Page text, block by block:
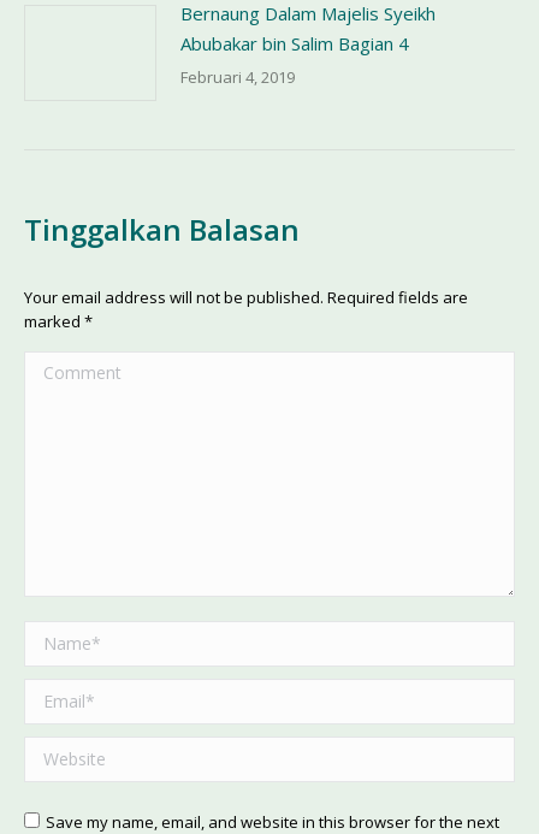
Bernaung Dalam Majelis Syeikh
Abubakar bin Salim Bagian 4
Februari 4, 2019
Tinggalkan Balasan
Your email address will not be published. Required fields are
marked *
Comment
Name *
Email *
Website
Save my name, email, and website in this browser for the next